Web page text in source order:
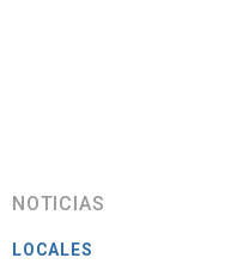
NOTICIAS
LOCALES